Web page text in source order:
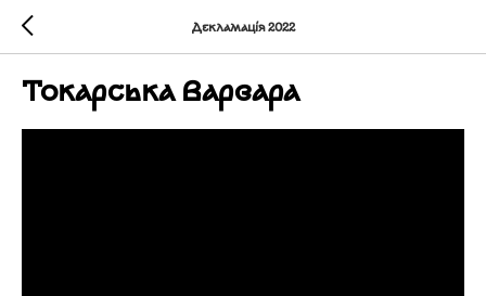
Декламація 2022
Токарська Варвара